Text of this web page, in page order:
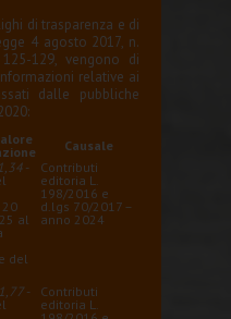
di trasparenza e di
4 agosto 2017, n.
129, vengono di
relative ai
dalle pubbliche
Causale
-
al
del
Contributi
editoria L.
198/2016 e
d.lgs 70/2017 –
anno 2024
-
Contributi
editoria L.